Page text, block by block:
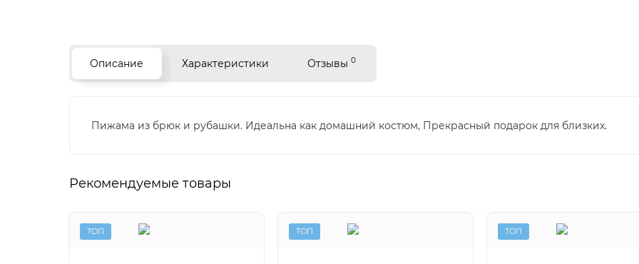
Описание Характеристики Отзывы 0
Пижама из брюк и рубашки. Идеальна как домашний костюм, Прекрасный подарок для близких.
Рекомендуемые товары
ТОП ТОП ТОП